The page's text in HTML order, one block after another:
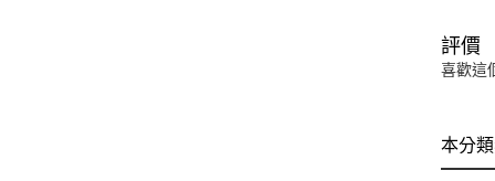
評價
喜歡這
本分